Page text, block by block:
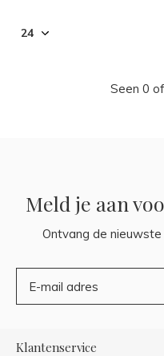
Seen 0
Meld je aan
Ontvang de
Klantenservice